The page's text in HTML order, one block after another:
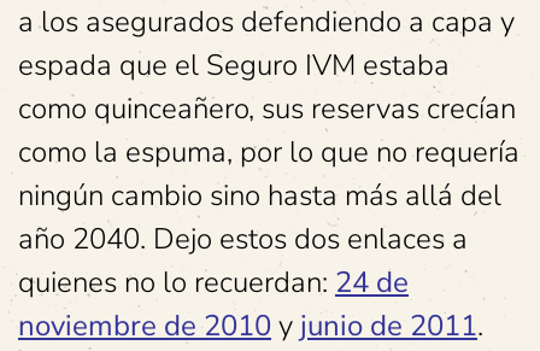
a los asegurados defendiendo a capa y
espada que el Seguro IVM estaba
como quinceañero, sus reservas crecían
como la espuma, por lo que no requería
ningún cambio sino hasta más allá del
año 2040. Dejo estos dos enlaces a
quienes no lo recuerdan: 24 de
noviembre de 2010 y junio de 2011.